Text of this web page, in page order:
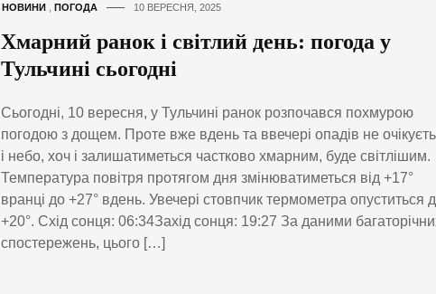
НОВИНИ ПОГОДА 10 ВЕРЕСНЯ, 2025
Хмарний ранок і світлий день: погода у
Тульчині сьогодні
Сьогодні, 10 вересня, у Тульчині ранок розпочався похмурою
погодою з дощем. Проте вже вдень та ввечері опадів не
і небо, хоч і залишатиметься частково хмарним, буде світлішим.
Температура повітря протягом дня змінюватиметься від +17°
вранці до +27° вдень. Увечері стовпчик термометра опуститься
+20°. Схід сонця: 06:34Захід сонця: 19:27 За даними
спостережень, цього […]